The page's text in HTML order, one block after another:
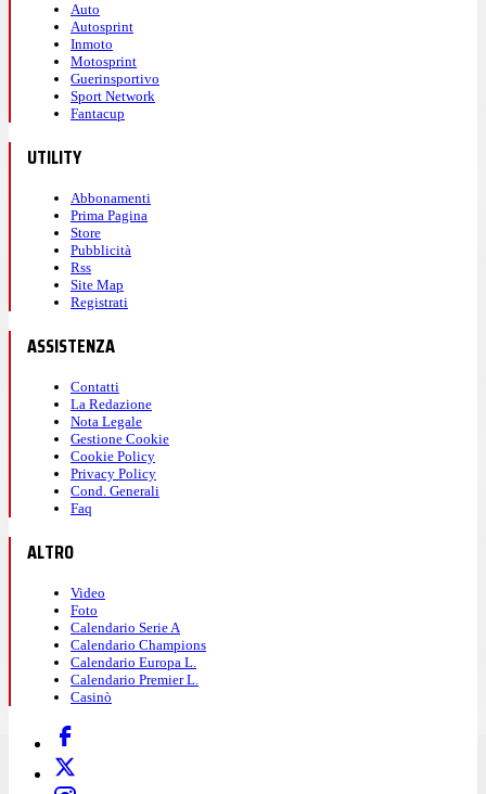
Auto
Autosprint
Inmoto
Motosprint
Guerinsportivo
Sport Network
Fantacup
UTILITY
Abbonamenti
Prima Pagina
Store
Pubblicità
Rss
Site Map
Registrati
ASSISTENZA
Contatti
La Redazione
Nota Legale
Gestione Cookie
Cookie Policy
Privacy Policy
Cond. Generali
Faq
ALTRO
Video
Foto
Calendario Serie A
Calendario Champions
Calendario Europa L.
Calendario Premier L.
Casinò